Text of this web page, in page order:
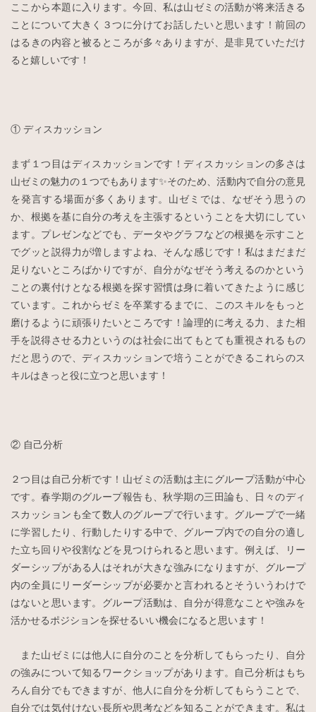
ここから本題に入ります。今回、私は山ゼミの活動が将来活きる
ことについて大きく３つに分けてお話したいと思います！前回の
はるきの内容と被るところが多々ありますが、是非見ていただけ
ると嬉しいです！
① ディスカッション
まず１つ目はディスカッションです！ディスカッションの多さは
山ゼミの魅力の１つでもあります✨そのため、活動内で自分の意見
を発言する場面が多くあります。山ゼミでは、なぜそう思うの
か、根拠を基に自分の考えを主張するということを大切にしてい
ます。プレゼンなどでも、データやグラフなどの根拠を示すこと
でグッと説得力が増しますよね、そんな感じです！私はまだまだ
足りないところばかりですが、自分がなぜそう考えるのかという
ことの裏付けとなる根拠を探す習慣は身に着いてきたように感じ
ています。これからゼミを卒業するまでに、このスキルをもっと
磨けるように頑張りたいところです！論理的に考える力、また相
手を説得させる力というのは社会に出てもとても重視されるもの
だと思うので、ディスカッションで培うことができるこれらのス
キルはきっと役に立つと思います！
② 自己分析
２つ目は自己分析です！山ゼミの活動は主にグループ活動が中心
です。春学期のグループ報告も、秋学期の三田論も、日々のディ
スカッションも全て数人のグループで行います。グループで一緒
に学習したり、行動したりする中で、グループ内での自分の適し
た立ち回りや役割などを見つけられると思います。例えば、リー
ダーシップがある人はそれが大きな強みになりますが、グループ
内の全員にリーダーシップが必要かと言われるとそういうわけで
はないと思います。グループ活動は、自分が得意なことや強みを
活かせるポジションを探せるいい機会になると思います！
また山ゼミには他人に自分のことを分析してもらったり、自分
の強みについて知るワークショップがあります。自己分析はもち
ろん自分でもできますが、他人に自分を分析してもらうことで、
自分では気付けない長所や思考などを知ることができます。私は